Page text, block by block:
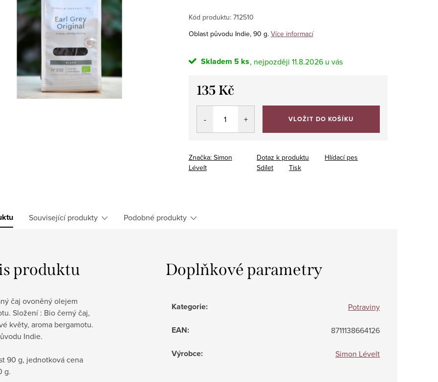
Kód produktu: 712510
Oblast původu Indie, 90 g. Více informací
Skladem 5 ks 11.8.2026
135 Kč
Měrná
VLOŽIT DO KOŠÍKU
Značka: Simon
Lévelt
Tisk
Dotaz k produktu
Hlídací pes
Sdílet
Související produkty Podobné produkty
produktu
čaj ovoněný olejem
Složení : Bio černý čaj,
květy, aroma bergamotu.
Indie.
90 g, jednotková cena
g.
Doplňkové parametry
Kategorie: Potraviny
EAN: 8711138664126
Výrobce: Simon Lévelt